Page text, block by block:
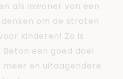
als inwoner van een
om de straten
kinderen! Zo is
een goed doel
en uitdagendere